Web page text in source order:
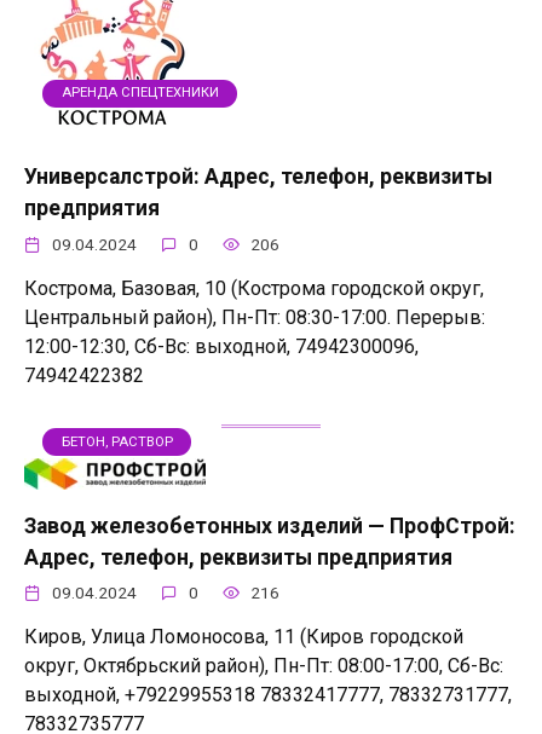
АРЕНДА СПЕЦТЕХНИКИ
Универсалстрой: Адрес, телефон, реквизиты
предприятия
09.04.2024 0 206
Кострома, Базовая, 10 (Кострома городской округ,
Центральный район), Пн-Пт: 08:30-17:00. Перерыв:
12:00-12:30, Сб-Вс: выходной, 74942300096,
74942422382
БЕТОН, РАСТВОР
Завод железобетонных изделий — ПрофСтрой:
Адрес, телефон, реквизиты предприятия
09.04.2024 0 216
Киров, Улица Ломоносова, 11 (Киров городской
округ, Октябрьский район), Пн-Пт: 08:00-17:00, Сб-Вс:
выходной, +79229955318 78332417777, 78332731777,
78332735777